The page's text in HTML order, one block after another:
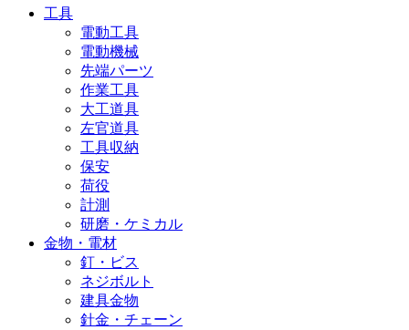
工具
電動工具
電動機械
先端パーツ
作業工具
大工道具
左官道具
工具収納
保安
荷役
計測
研磨・ケミカル
金物・電材
釘・ビス
ネジボルト
建具金物
針金・チェーン